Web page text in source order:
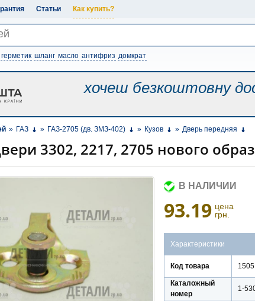
Статьи Как купить?
герметик шланг масло антифриз домкрат
хочеш безкоштовну
» ГАЗ » ГАЗ-2705 (дв. ЗМЗ-402) » Кузов » Дверь передняя
3302, 2217, 2705 нового
В НАЛИЧИИ
93.19 цена
грн.
Характеристики
Код товара 1505
Каталожный
номер
1-